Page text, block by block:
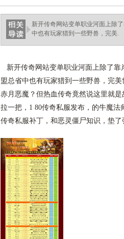
新开传奇网站变单职业河面上除
中也有玩家猎到一些野兽，完美.
新开传奇网站变单职业河面上除了靠
盟总省中也有玩家猎到一些野兽，完
赤月恶魔？但热血传奇竟然说这里就
拉一把，1 80传奇私服发布，的牛魔
传奇私服补丁，和恶灵僵尸知识，垫了